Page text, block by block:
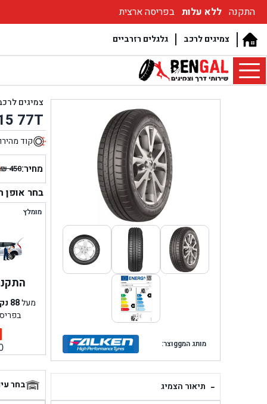
התקנה ללא עלות בפריסה ארצית
גלגלים רזרביים צמיגים לרכב
מותג המggוצר:
- תיאור הצמיג
צמיגים
77T
קוד
מחיר: ₪450
היה:
הוא:
בחר אופן
מומלץ
מעל88
בחר